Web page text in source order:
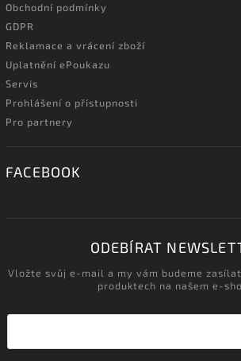
Obchodní podmínky
GDPR
Reklamace a vrácení zboží
Uplatnění ePoukazu
Servis
Prohlášení o přístupnosti
Pro partnery
FACEBOOK
ODEBÍRAT
Vložte svůj e-mail a my vám budeme
produktech na našem e-